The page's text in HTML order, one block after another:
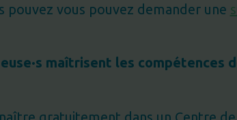
pouvez vous pouvez demander une
maîtrisent les compétences
gratuitement dans un Centre